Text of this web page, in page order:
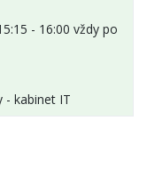
- 16:00 vždy po
- kabinet IT